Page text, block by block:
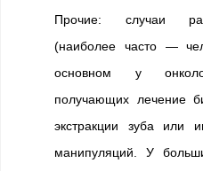
Прочие: случаи
(наиболее часто —
основном у
получающих лечение
экстракции зуба или
манипуляций. У